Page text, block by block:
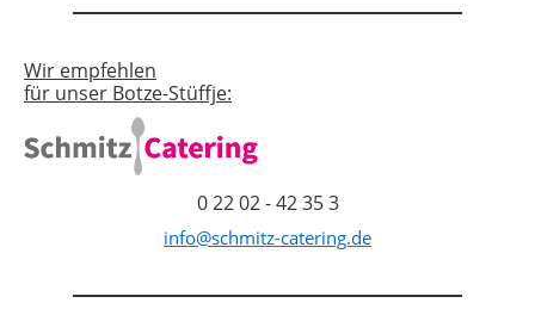
Wir empfehlen
für unser Botze-Stüffje:
0 22 02 - 42 35 3
info@schmitz-catering.de